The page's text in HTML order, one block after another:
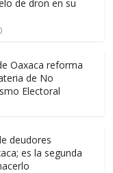
de dron en su
Oaxaca reforma
de No
Electoral
deudores
es la segunda